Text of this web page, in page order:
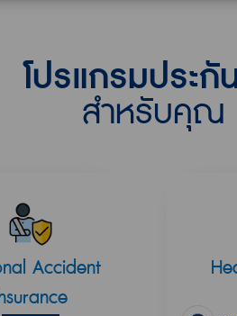
โปรแกรมประกั
สำหรับคุณ
Accident